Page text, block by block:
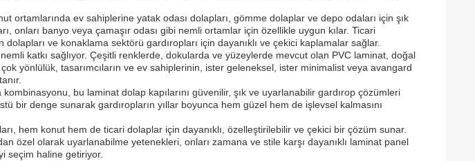
ortamlarında ev sahiplerine yatak odası dolapları, gömme dolaplar ve depo odaları için şık
onları banyo veya çamaşır odası gibi nemli ortamlar için özellikle uygun kılar. Ticari
ve konaklama sektörü gardıropları için dayanıklı ve çekici kaplamalar sağlar.
katkı sağlıyor. Çeşitli renklerde, dokularda ve yüzeylerde mevcut olan PVC laminat, doğal
yönlülük, tasarımcıların ve ev sahiplerinin, ister geleneksel, ister minimalist veya avangard
bu laminat dolap kapılarını güvenilir, şık ve uyarlanabilir gardırop çözümleri
bir denge sunarak gardıropların yıllar boyunca hem güzel hem de işlevsel kalmasını
hem konut hem de ticari dolaplar için dayanıklı, özelleştirilebilir ve çekici bir çözüm sunar.
özel olarak uyarlanabilme yetenekleri, onları zamana ve stile karşı dayanıklı laminat panel
seçim haline getiriyor.